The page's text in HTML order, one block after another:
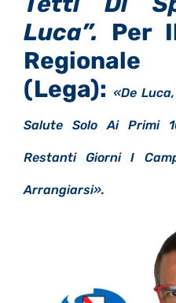
Luca”. Per
Regionale
(Lega): «De
Salute Solo Ai Primi
Restanti Giorni I
Arrangiarsi».